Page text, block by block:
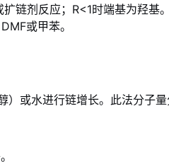
链剂反应；R<1时端基为羟基。
或甲苯。
或水进行链增长。此法分子量